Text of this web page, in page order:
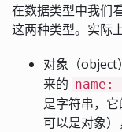
在数据类型中我们
这两种类型。实际
对象（object
来的
是字符串，
可以是对象